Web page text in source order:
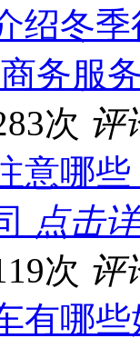
绍冬
务服
次 评
意哪
点击
次 评
有哪